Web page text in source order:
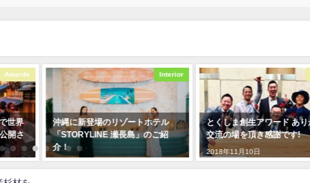
Interior
テル
ご紹
Awards
とくしま創生アワード ありがたい
交流の場を頂き感謝です!
2018年11月10日
KUKUパドル住宅展示場
プレイとして使用して頂
た！